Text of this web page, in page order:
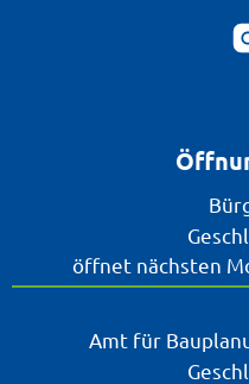
Klicken, um weitere
öffnet nächsten
Amt für
Klicken, um weitere